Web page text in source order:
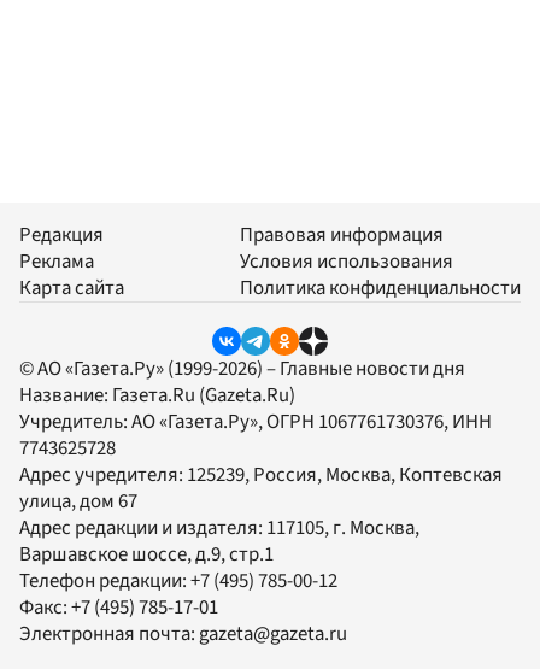
Редакция
Реклама
Карта сайта
Правовая информация
Условия использования
Политика конфиденциальности
© АО «Газета.Ру» (1999-2026) – Главные новости дня
Название: Газета.Ru (Gazeta.Ru)
Учредитель:АО «Газета.Ру», ОГРН 1067761730376, ИНН
7743625728
Адрес учредителя: 125239, Россия, Москва, Коптевская
улица, дом 67
Адрес редакции и издателя: 117105, г. Москва,
Варшавское шоссе, д.9, стр.1
Телефон редакции:+7 (495) 785-00-12
Факс:+7 (495) 785-17-01
Электронная почта: gazeta@gazeta.ru